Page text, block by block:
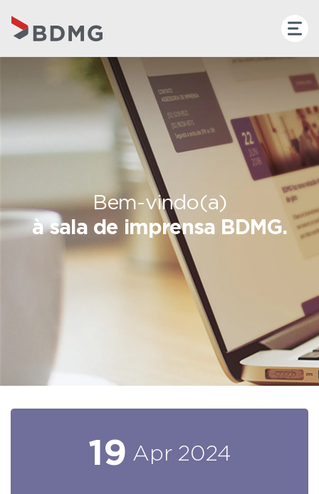
Bem-vindo(a)
à sala de imprensa BDMG.
19 Apr 2024